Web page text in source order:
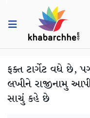
ફક્ત ટાર્ગેટ વધે છે,
લખીને રાજીનામુ
સાચું કહે છે